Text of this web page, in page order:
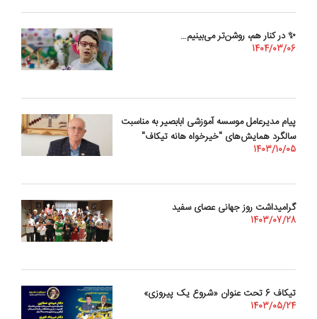
✨ در کنار هم، روشن‌تر می‌بینیم…
1404/03/06
پیام مدیرعامل موسسه آموزشی ابابصیر به مناسبت
سالگرد همایش‌های "خیرخواه هانه تیکاف"
1403/10/05
گرامیداشت روز جهانی عصای سفید
1403/07/28
تیکاف 6 تحت عنوان «شروع یک پیروزی»
1403/05/24